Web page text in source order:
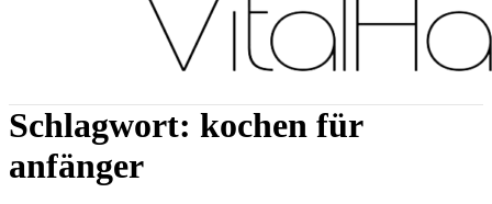
Schlagwort: kochen für
anfänger